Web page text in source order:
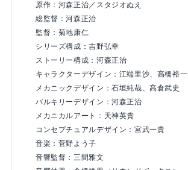
原作：河森正治／スタジオぬえ
総監督：河森正治
監督：菊地康仁
シリーズ構成：吉野弘幸
ストーリー構成：河森正治
キャラクターデザイン：江端里沙、高橋裕一
メカニックデザイン：石垣純哉、高倉武史
バルキリーデザイン：河森正治
メカニカルアート：天神英貴
コンセプチュアルデザイン：宮武一貴
音楽：菅野よう子
音響監督：三間雅文